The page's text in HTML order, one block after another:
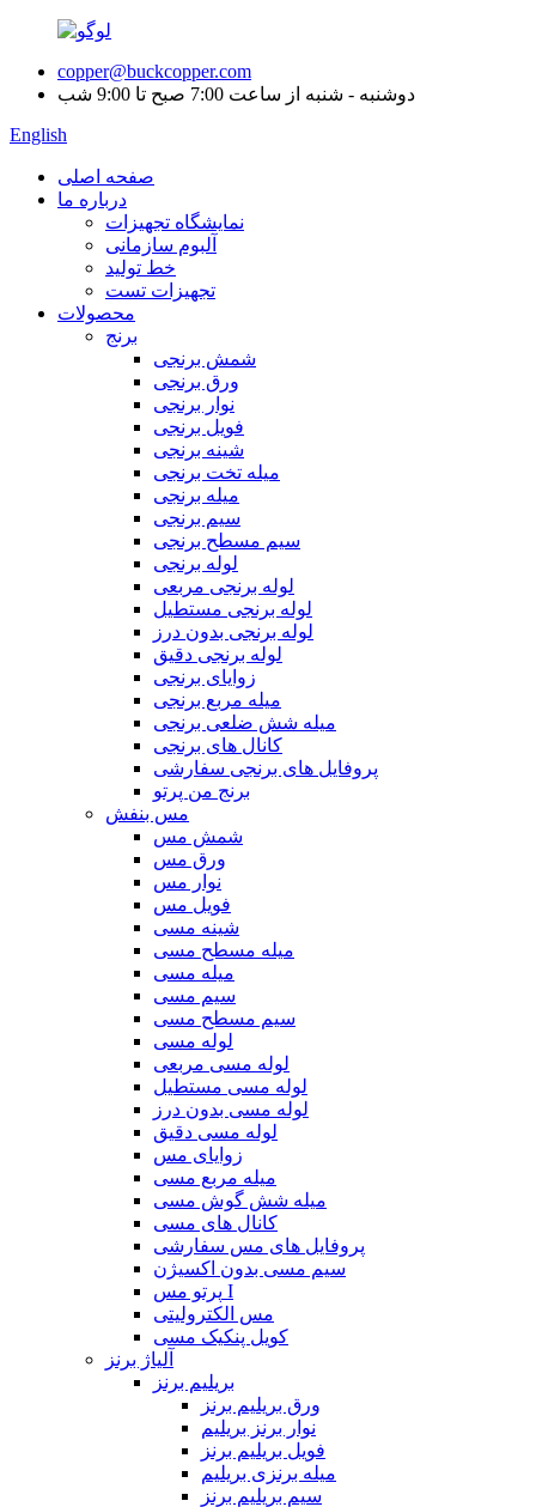
copper@buckcopper.com
دوشنبه - شنبه از ساعت 7:00 صبح تا 9:00 شب
English
صفحه اصلی
درباره ما
نمایشگاه تجهیزات
آلبوم سازمانی
خط تولید
تجهیزات تست
محصولات
برنج
شمش برنجی
ورق برنجی
نوار برنجی
فویل برنجی
شینه برنجی
میله تخت برنجی
میله برنجی
سیم برنجی
سیم مسطح برنجی
لوله برنجی
لوله برنجی مربعی
لوله برنجی مستطیل
لوله برنجی بدون درز
لوله برنجی دقیق
زوایای برنجی
میله مربع برنجی
میله شش ضلعی برنجی
کانال های برنجی
پروفایل های برنجی سفارشی
برنج من پرتو
مس بنفش
شمش مس
ورق مس
نوار مس
فویل مس
شینه مسی
میله مسطح مسی
میله مسی
سیم مسی
سیم مسطح مسی
لوله مسی
لوله مسی مربعی
لوله مسی مستطیل
لوله مسی بدون درز
لوله مسی دقیق
زوایای مس
میله مربع مسی
میله شش گوش مسی
کانال های مسی
پروفایل های مس سفارشی
سیم مسی بدون اکسیژن
پرتو مس I
مس الکترولیتی
کویل پنکیک مسی
آلیاژ برنز
بریلیم برنز
ورق بریلیم برنز
نوار برنز بریلیم
فویل بریلیم برنز
میله برنزی بریلیم
سیم بریلیم برنز